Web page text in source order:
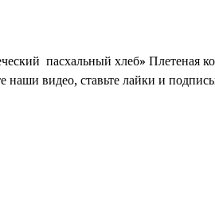
пасхальный хлеб»
наши видео, ставьте лайки и